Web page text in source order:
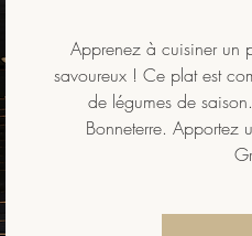
Apprenez à cuisiner un
savoureux ! Ce plat est
de légumes de
Bonneterre. Apportez